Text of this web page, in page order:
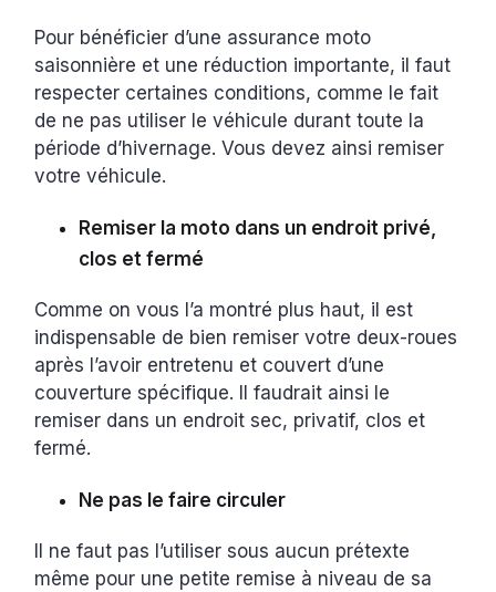
Pour bénéficier d’une assurance moto
saisonnière et une réduction importante, il faut
respecter certaines conditions, comme le fait
de ne pas utiliser le véhicule durant toute la
période d’hivernage. Vous devez ainsi remiser
votre véhicule.
Remiser la moto dans un endroit privé,
clos et fermé
Comme on vous l’a montré plus haut, il est
indispensable de bien remiser votre deux-roues
après l’avoir entretenu et couvert d’une
couverture spécifique. Il faudrait ainsi le
remiser dans un endroit sec, privatif, clos et
fermé.
Ne pas le faire circuler
Il ne faut pas l’utiliser sous aucun prétexte
même pour une petite remise à niveau de sa